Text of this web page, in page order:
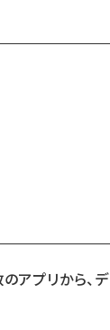
アプリから、デ